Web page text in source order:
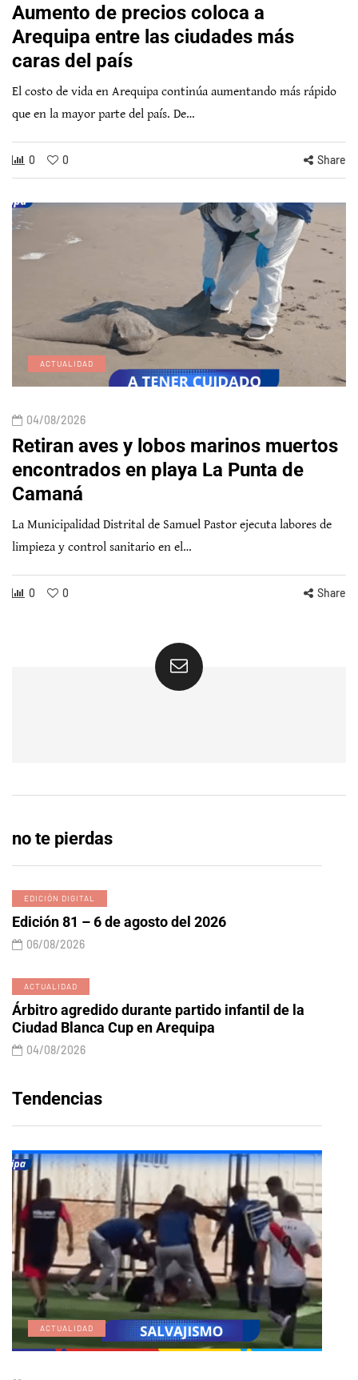
Aumento de precios coloca a
Arequipa entre las ciudades más
caras del país
El costo de vida en Arequipa continúa aumentando más rápido
que en la mayor parte del país. De…
0 0 Share
ACTUALIDAD
04/08/2026
Retiran aves y lobos marinos muertos
encontrados en playa La Punta de
Camaná
La Municipalidad Distrital de Samuel Pastor ejecuta labores de
limpieza y control sanitario en el…
0 0 Share
no te pierdas
EDICIÓN DIGITAL
Edición 81 – 6 de agosto del 2026
06/08/2026
ACTUALIDAD
Árbitro agredido durante partido infantil de la
Ciudad Blanca Cup en Arequipa
04/08/2026
Tendencias
ACTUALIDAD